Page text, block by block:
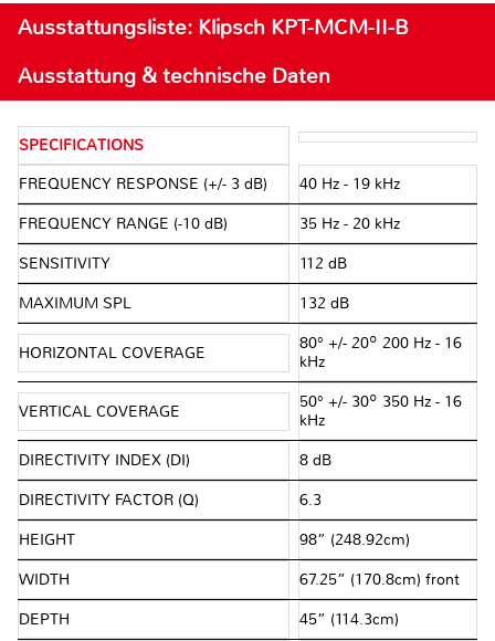
Ausstattungsliste: Klipsch KPT-MCM-II-B
Ausstattung & technische Daten
SPECIFICATIONS
FREQUENCY RESPONSE (+/- 3 dB) 40 Hz - 19 kHz
FREQUENCY RANGE (-10 dB) 35 Hz - 20 kHz
SENSITIVITY 112 dB
MAXIMUM SPL 132 dB
HORIZONTAL COVERAGE
80° +/- 20º 200 Hz - 16
kHz
VERTICAL COVERAGE
50° +/- 30º 350 Hz - 16
kHz
DIRECTIVITY INDEX (DI) 8 dB
DIRECTIVITY FACTOR (Q) 6.3
HEIGHT 98” (248.92cm)
WIDTH 67.25” (170.8cm) front
DEPTH 45” (114.3cm)